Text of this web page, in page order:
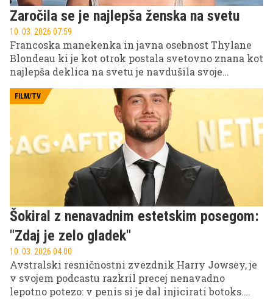
Zaročila se je najlepša ženska na svetu
10. 03. 2026 07.59
Francoska manekenka in javna osebnost Thylane
Blondeau ki je kot otrok postala svetovno znana kot
najlepša deklica na svetu je navdušila svoje
je potrdila svojo zaroko. Par naj bi se zaroke veselil
med romantičnim potovanjem v Grčiji.
FILM/TV
Šokiral z nenavadnim estetskim posegom:
"Zdaj je zelo gladek"
10. 03. 2026 04.00
Avstralski resničnostni zvezdnik Harry Jowsey, je
v svojem podcastu razkril precej nenavadno
lepotno potezo: v penis si je dal injicirati botoks.